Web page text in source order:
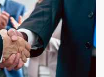
são realizadas com
computador, celular